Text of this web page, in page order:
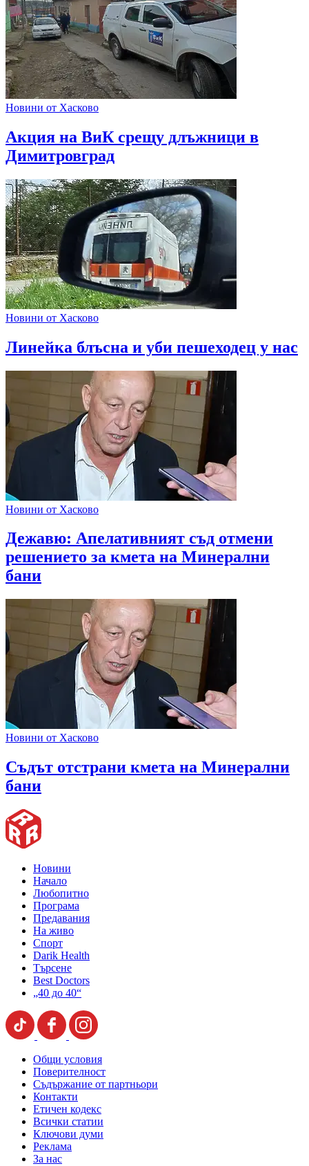
Новини от Хасково
Акция на ВиК срещу длъжници в
Димитровград
Новини от Хасково
Линейка блъсна и уби пешеходец у нас
Новини от Хасково
Дежавю: Апелативният съд отмени
решението за кмета на Минерални
бани
Новини от Хасково
Съдът отстрани кмета на Минерални
бани
Новини
Начало
Любопитно
Програма
Предавания
На живо
Спорт
Darik Health
Търсене
Best Doctors
„40 до 40“
Общи условия
Поверителност
Съдържание от партньори
Контакти
Етичен кодекс
Всички статии
Ключови думи
Реклама
За нас